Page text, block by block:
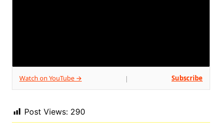
Watch on YouTube → | Subscribe
Post Views: 290